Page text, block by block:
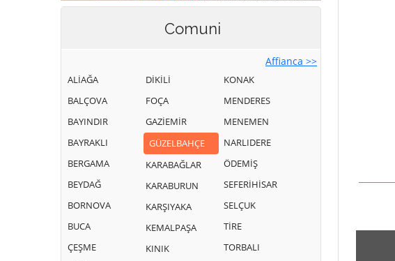
Comuni
Affianca >>
ALİAĞA
BALÇOVA
BAYINDIR
BAYRAKLI
BERGAMA
BEYDAĞ
BORNOVA
BUCA
ÇEŞME
DİKİLİ
FOÇA
GAZİEMİR
GÜZELBAHÇE
KARABAĞLAR
KARABURUN
KARŞIYAKA
KEMALPAŞA
KINIK
KONAK
MENDERES
MENEMEN
NARLIDERE
ÖDEMİŞ
SEFERİHİSAR
SELÇUK
TİRE
TORBALI